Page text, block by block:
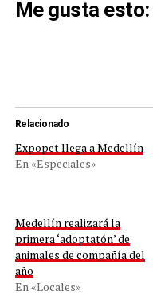
Me gusta esto:
Relacionado
Expopet llega a Medellín
En «Especiales»
Medellín realizará la
primera ‘adoptatón’ de
animales de compañía del
año
En «Locales»